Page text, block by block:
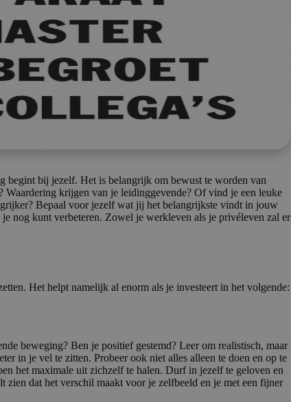
begint bij jezelf. Het is belangrijk om bewust te worden van
krijgen van je leidinggevende? Of vind je een leuke
Bepaal voor jezelf wat jij het belangrijkste vindt in jouw
nog kunt verbeteren. Zowel je werkleven als je privéleven zal er
Het helpt namelijk al enorm als je investeert in het volgende:
beweging? Ben je positief gestemd? Leer om realistisch, maar
in je vel te zitten. Probeer ook niet alles alleen te doen en op te
het maximale uit zichzelf te halen. Durf in jezelf te geloven en
dat het verschil maakt voor je zelfbeeld en je met een fijner